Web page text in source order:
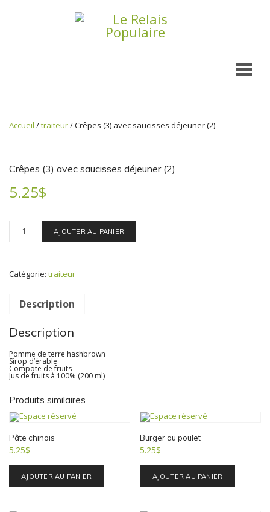
Accueil /traiteur/ Crêpes (3) avec saucisses déjeuner (2)
Crêpes (3) avec saucisses déjeuner (2)
5.25$
quantité
déjeuner
(2)
AJOUTER AU PANIER
Catégorie: traiteur
Description
Description
Pomme de terre hashbrown
Sirop d’érable
Compote de fruits
Jus de fruits à 100% (200 ml)
Produits similaires
Pâte chinois
5.25$
AJOUTER AU PANIER
Burger au poulet
5.25$
AJOUTER AU PANIER